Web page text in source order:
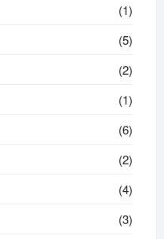
(1)
(5)
(2)
(1)
(6)
(2)
(4)
(3)